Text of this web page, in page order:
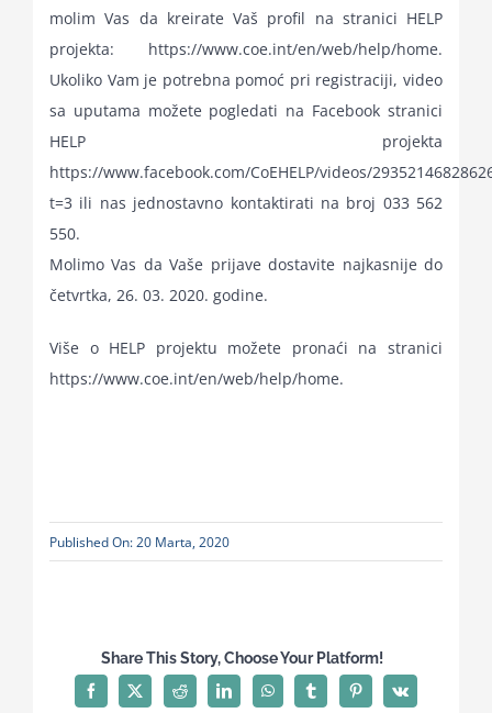
molim Vas da kreirate Vaš profil na stranici HELP
projekta: https://www.coe.int/en/web/help/home.
Ukoliko Vam je potrebna pomoć pri registraciji, video
sa uputama možete pogledati na Facebook stranici
HELP projekta
https://www.facebook.com/CoEHELP/videos/
t=3 ili nas jednostavno kontaktirati na broj 033 562
550.
Molimo Vas da Vaše prijave dostavite najkasnije do
četvrtka, 26. 03. 2020. godine.
Više o HELP projektu možete pronaći na stranici
https://www.coe.int/en/web/help/home.
Published On: 20 Marta, 2020
Share This Story, Choose Your Platform!